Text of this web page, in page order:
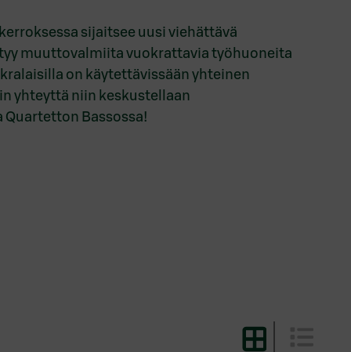
sijaitsee uusi viehättävä
muuttovalmiita vuokrattavia työhuoneita
on käytettävissään yhteinen
yhteyttä niin keskustellaan
Bassossa!